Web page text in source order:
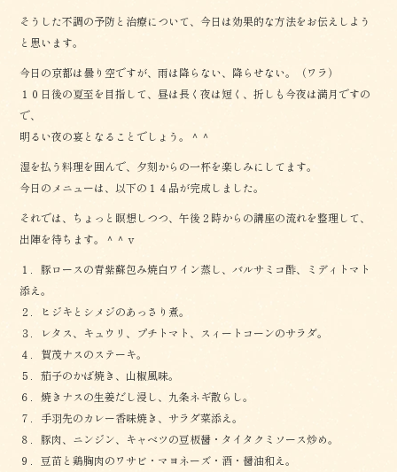
そうした不調の予防と治療について、今日は効果的な方法をお伝えしよう
と思います。
今日の京都は曇り空ですが、雨は降らない、降らせない。（ワラ）
１０日後の夏至を目指して、昼は長く夜は短く、折しも今夜は満月ですの
で、
明るい夜の宴となることでしょう。＾＾
湿を払う料理を囲んで、夕刻からの一杯を楽しみにしてます。
今日のメニューは、以下の１４品が完成しました。
それでは、ちょっと瞑想しつつ、午後２時からの講座の流れを整理して、
出陣を待ちます。＾＾ｖ
１．豚ロースの青紫蘇包み焼白ワイン蒸し、バルサミコ酢、ミディトマト
添え。
２．ヒジキとシメジのあっさり煮。
３．レタス、キュウリ、プチトマト、スィートコーンのサラダ。
４．賀茂ナスのステーキ。
５．茄子のかば焼き、山椒風味。
６．焼きナスの生姜だし浸し、九条ネギ散らし。
７．手羽先のカレー香味焼き、サラダ菜添え。
８．豚肉、ニンジン、キャベツの豆板醤・タイタクミソース炒め。
９．豆苗と鶏胸肉のワサビ・マヨネーズ・酒・醤油和え。